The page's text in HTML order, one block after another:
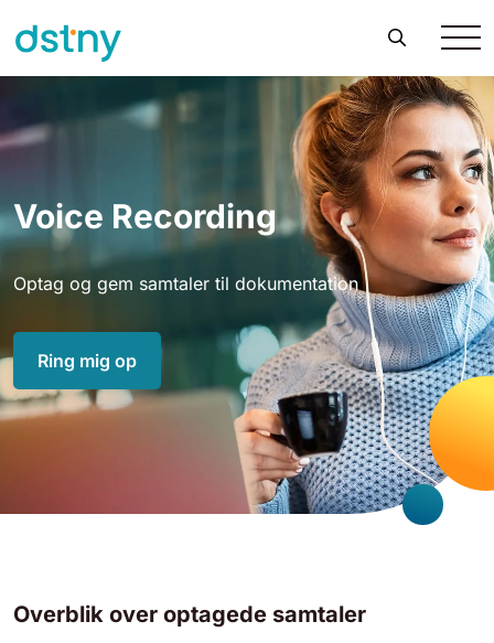
Voice Recording
Optag og gem samtaler til dokumentation
Ring mig op
Overblik over optagede samtaler